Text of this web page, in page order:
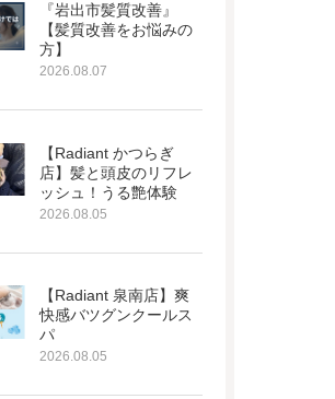
『岩出市髪質改善』
【髪質改善をお悩みの
方】
2026.08.07
【Radiant かつらぎ
店】髪と頭皮のリフレ
ッシュ！うる艶体験
2026.08.05
【Radiant 泉南店】爽
快感バツグンクールス
パ
2026.08.05